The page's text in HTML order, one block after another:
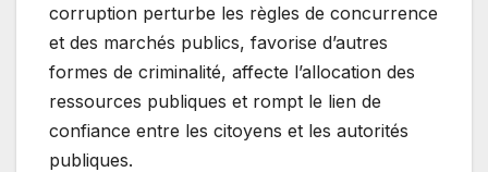
corruption perturbe les règles de concurrence
et des marchés publics, favorise d’autres
formes de criminalité, affecte l’allocation des
ressources publiques et rompt le lien de
confiance entre les citoyens et les autorités
publiques.